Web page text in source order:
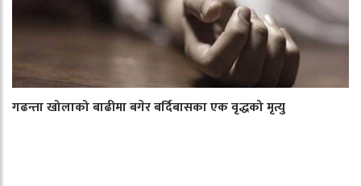
गढन्ता खोलाको बाढीमा बगेर बर्दिबासका एक वृद्धको मृत्यु